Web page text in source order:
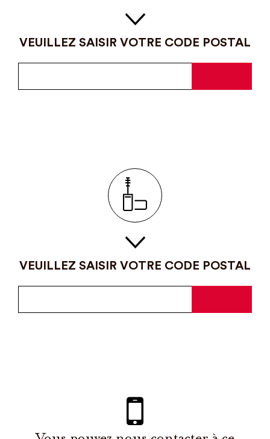
VEUILLEZ SAISIR VOTRE CODE POSTAL
VEUILLEZ SAISIR VOTRE CODE POSTAL
Vous pouvez nous contacter à ce